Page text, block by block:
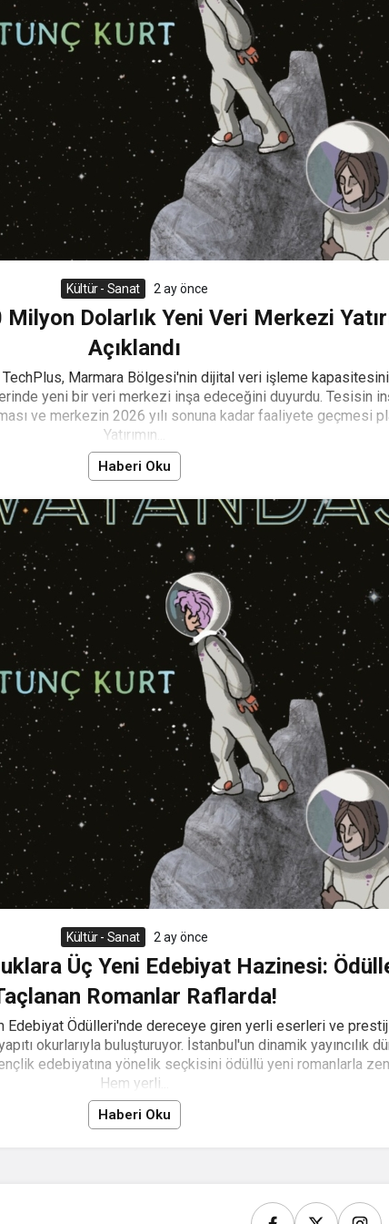
Kültür - Sanat 2 ay önce
Dolarlık Yeni Veri Merkezi
Açıklandı
TechPlus, Marmara Bölgesi'nin dijital veri işleme
yeni bir veri merkezi inşa edeceğini duyurdu. Tesisin
ve merkezin 2026 yılı sonuna kadar faaliyete geçmesi
Yatırımın...
Haberi Oku
Kültür - Sanat 2 ay önce
Üç Yeni Edebiyat Hazinesi:
Romanlar Raflarda!
Edebiyat Ödülleri'nde dereceye giren yerli eserleri ve
okurlarıyla buluşturuyor. İstanbul'un dinamik yayıncılık
edebiyatına yönelik seçkisini ödüllü yeni romanlarla
Hem yerli...
Haberi Oku